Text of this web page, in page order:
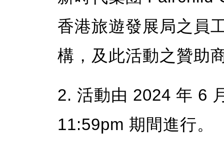
香港旅遊發展局之員
構，及此活動之贊助
2. 活動由 2024 年 6
11:59pm 期間進行。